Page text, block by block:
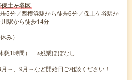
土ヶ谷区
5分／西横浜駅から徒歩6分／保土ケ谷駅か
駅から徒歩14分
み）
憩1時間） ※残業ほぼなし
～、9月～など開始日ご相談ください！